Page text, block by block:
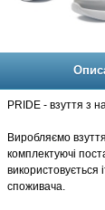
PRIDE - взуття з
Виробляємо
комплектуючі
використовується
споживача.